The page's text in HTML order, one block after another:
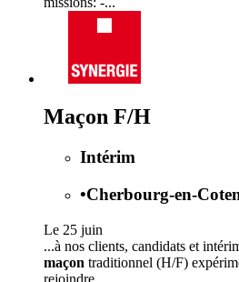
Maçon F/H
Intérim
•Cherbourg-en-
Le 25 juin
...à nos clients, candidats et
maçon traditionnel (H/F)
rejoindre...